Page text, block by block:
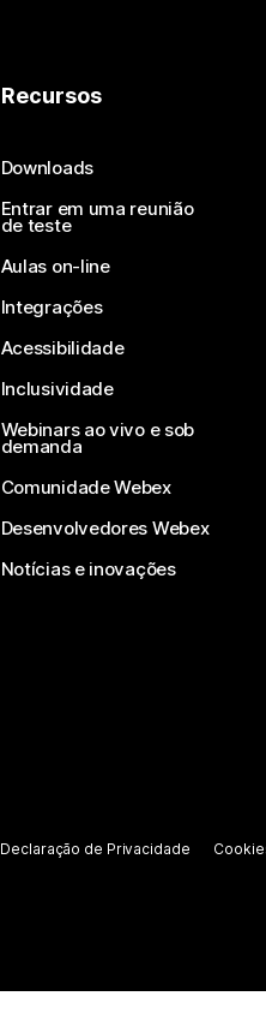
Recursos
Downloads
Entrar em uma reunião
de teste
Aulas on-line
Integrações
Acessibilidade
Inclusividade
Webinars ao vivo e sob
demanda
Comunidade Webex
Desenvolvedores Webex
Notícias e inovações
Declaração de Privacidade